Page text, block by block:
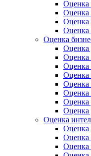
Оценка
Оценка
Оценка
Оценка
Оценка
Оценка
Оценка
Оценка
Оценка
Оценка
Оценка
Оценка
Оценка
Оценка
Оценка